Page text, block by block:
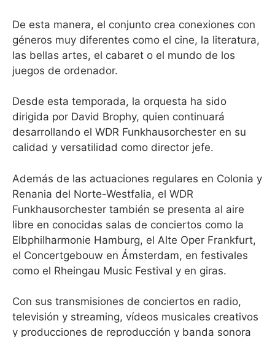
De esta manera, el conjunto crea conexiones con
géneros muy diferentes como el cine, la literatura,
las bellas artes, el cabaret o el mundo de los
juegos de ordenador.
Desde esta temporada, la orquesta ha sido
dirigida por David Brophy, quien continuará
desarrollando el WDR Funkhausorchester en su
calidad y versatilidad como director jefe.
Además de las actuaciones regulares en Colonia y
Renania del Norte-Westfalia, el WDR
Funkhausorchester también se presenta al aire
libre en conocidas salas de conciertos como la
Elbphilharmonie Hamburg, el Alte Oper Frankfurt,
el Concertgebouw en Ámsterdam, en festivales
como el Rheingau Music Festival y en giras.
Con sus transmisiones de conciertos en radio,
televisión y streaming, vídeos musicales creativos
y producciones de reproducción y banda sonora